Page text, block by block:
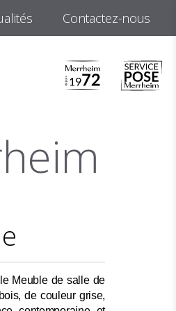
Contactez-nous
Meuble de salle de
de couleur grise,